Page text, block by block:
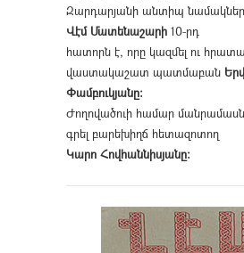
Զարդարյանի անտիպ
Վէմ Մատենաշարի 10-րդ
հատորն է, որը կազմել ու
վաստակաշատ պատմաբան
Փամբուկյանը։
Ժողովածուի համար
գրել բարեխիղճ հետազոտող
Կարո Հովհաննիսյանը։